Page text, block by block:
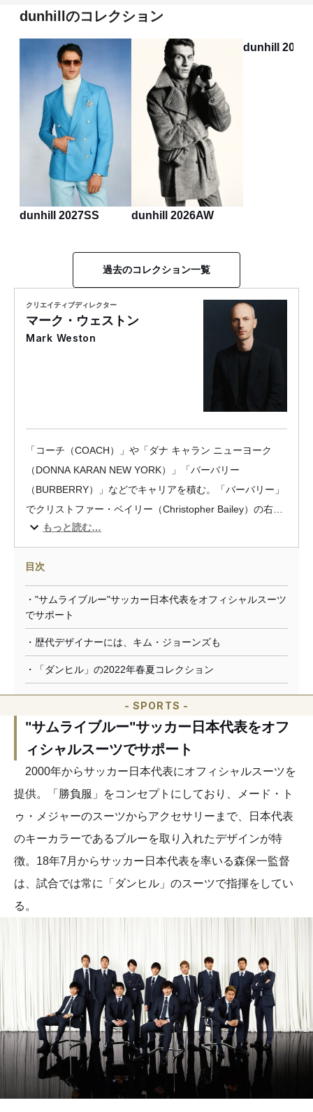
dunhillのコレクション
dunhill 2027SS dunhill 2026AW
dunhill
過去のコレクション一覧
クリエイティブディレクター
マーク・ウェストン
Mark Weston
「コーチ（COACH）」や「ダナ キャラン ニューヨーク
（DONNA KARAN NEW YORK）」「バーバリー
（BURBERRY）」などでキャリアを積む。「バーバリー」
でクリストファー・ベイリー（Christopher Bailey）の右腕
として、メンズウエアのシニア・バイス・プレジデントを
務めたのち、2017年5月に「ダンヒル(DUNHILL)」クリエ
イティブディレクターに就任。英国紳士の面影を残しなが
ら若々しくアップデートしたコレクションは、SNS世代か
らも注目を集めている。ブランドにとってクリエイティブ
ディレクターの起用は、16年2月に退任したジョン・レイ
（John Ray）以来。
もっと読む…
目次
・"サムライブルー"サッカー日本代表をオフィシャルスーツ
でサポート
・歴代デザイナーには、キム・ジョーンズも
・「ダンヒル」の2022年春夏コレクション
- SPORTS -
"サムライブルー"サッカー日本代表をオフ
ィシャルスーツでサポート
2000年からサッカー日本代表にオフィシャルスーツを
提供。「勝負服」をコンセプトにしており、メード・ト
ゥ・メジャーのスーツからアクセサリーまで、日本代表
のキーカラーであるブルーを取り入れたデザインが特
徴。18年7月からサッカー日本代表を率いる森保一監督
は、試合では常に「ダンヒル」のスーツで指揮をしてい
る。